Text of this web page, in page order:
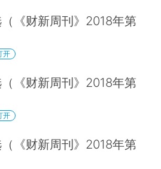
《财新周刊》2018年第
开
《财新周刊》2018年第
开
《财新周刊》2018年第